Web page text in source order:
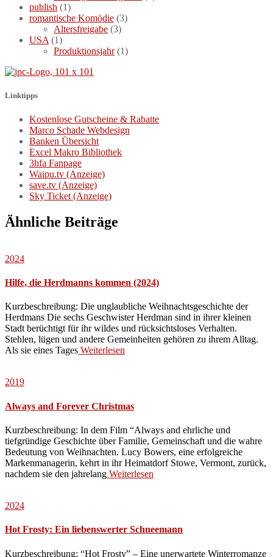
publish (1)
romantische Komödie (3)
Altersfreigabe (3)
USA (1)
Produktionsjahr(1)
Linktipps
Kostenlose Gutscheine & Rabatte
Marco Schade Webdesign
Banken Übersicht
Excel Makro Bibliothek
3hfa Fanpage
Waipu.tv (Anzeige)
save.tv (Anzeige)
Sky Ticket (Anzeige)
Ähnliche Beiträge
2024
Hilfe, die Herdmanns kommen (2024)
Kurzbeschreibung: Die unglaubliche Weihnachtsgeschichte der
Herdmans Die sechs Geschwister Herdman sind in ihrer kleinen
Stadt berüchtigt für ihr wildes und rücksichtsloses Verhalten.
Stehlen, lügen und andere Gemeinheiten gehören zu ihrem Alltag.
Als sie eines Tages Weiterlesen
2019
Always and Forever Christmas
Kurzbeschreibung: In dem Film “Always and ehrliche und
tiefgründige Geschichte über Familie, Gemeinschaft und die wahre
Bedeutung von Weihnachten. Lucy Bowers, eine erfolgreiche
Markenmanagerin, kehrt in ihr Heimatdorf Stowe, Vermont, zurück,
nachdem sie den jahrelang Weiterlesen
2024
Hot Frosty: Ein liebenswerter Schneemann
Kurzbeschreibung: “Hot Frosty” – Eine unerwartete Winterromanze